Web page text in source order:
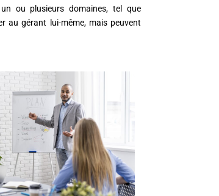
ou plusieurs domaines, tel que
au gérant lui-même, mais peuvent